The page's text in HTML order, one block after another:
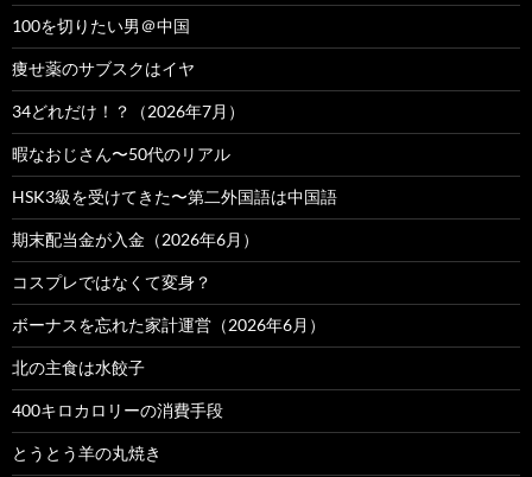
100を切りたい男＠中国
痩せ薬のサブスクはイヤ
34どれだけ！？（2026年7月）
暇なおじさん〜50代のリアル
HSK3級を受けてきた〜第二外国語は中国語
期末配当金が入金（2026年6月）
コスプレではなくて変身？
ボーナスを忘れた家計運営（2026年6月）
北の主食は水餃子
400キロカロリーの消費手段
とうとう羊の丸焼き